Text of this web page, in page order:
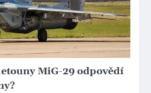
MiG-29 odpovědí